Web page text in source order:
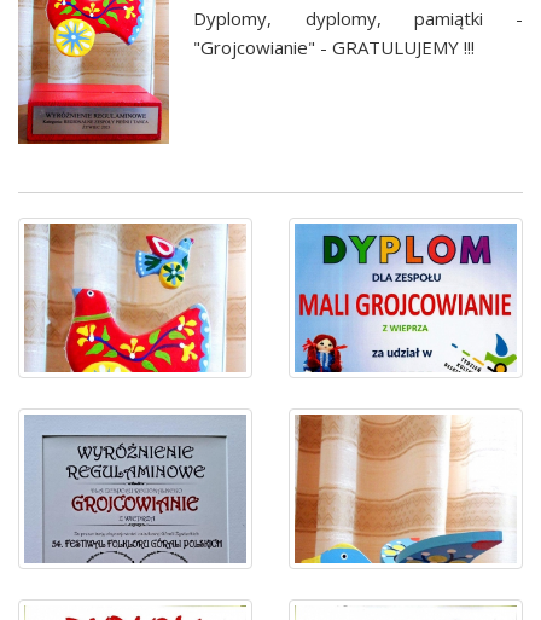
Dyplomy, dyplomy, pamiątki -
"Grojcowianie" - GRATULUJEMY !!!